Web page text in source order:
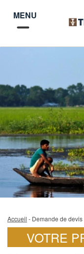
MENU
Accueil - Demande de devis
VOTRE